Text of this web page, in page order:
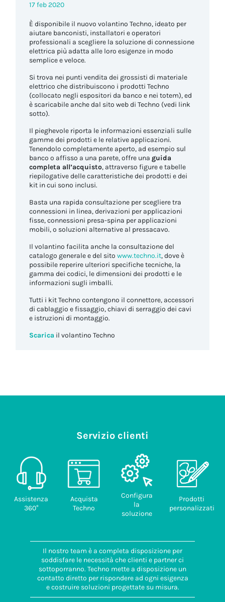
17 feb 2020
È disponibile il nuovo volantino Techno, ideato per
aiutare banconisti, installatori e operatori
professionali a scegliere la soluzione di connessione
elettrica più adatta alle loro esigenze in modo
semplice e veloce.
Si trova nei punti vendita dei grossisti di materiale
elettrico che distribuiscono i prodotti Techno
(collocato negli espositori da banco e nei totem), ed
è scaricabile anche dal sito web di Techno (vedi link
sotto).
Il pieghevole riporta le informazioni essenziali sulle
gamme dei prodotti e le relative applicazioni.
Tenendolo completamente aperto, ad esempio sul
banco o affisso a una parete, offre unaguida
completa all’acquisto, attraverso figure e tabelle
riepilogative delle caratteristiche dei prodotti e dei
kit in cui sono inclusi.
Basta una rapida consultazione per scegliere tra
connessioni in linea, derivazioni per applicazioni
fisse, connessioni presa-spina per applicazioni
mobili, o soluzioni alternative al pressacavo.
Il volantino facilita anche la consultazione del
catalogo generale e del sitowww.techno.it, dove è
possibile reperire ulteriori specifiche tecniche, la
gamma dei codici, le dimensioni dei prodotti e le
informazioni sugli imballi.
Tutti i kit Techno contengono il connettore, accessori
di cablaggio e fissaggio, chiavi di serraggio dei cavi
e istruzioni di montaggio.
Scarica il volantino Techno
Servizio clienti
Assistenza
360°
Acquista
Techno
Configura
la
soluzione
Prodotti
personalizzati
Il nostro team è a completa disposizione per
soddisfare le necessità che clienti e partner ci
sottoporranno. Techno mette a disposizione un
contatto diretto per rispondere ad ogni esigenza
e costruire soluzioni progettate su misura.